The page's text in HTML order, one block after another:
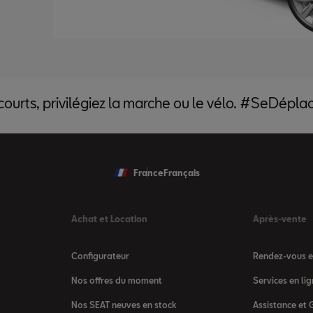
privilégiez la marche ou le vélo.
France Français
Achat et Location
Configurateur
Nos offres du moment
Nos SEAT neuves en stock
Après-vente
Rendez-vous
Services en
Assistance et